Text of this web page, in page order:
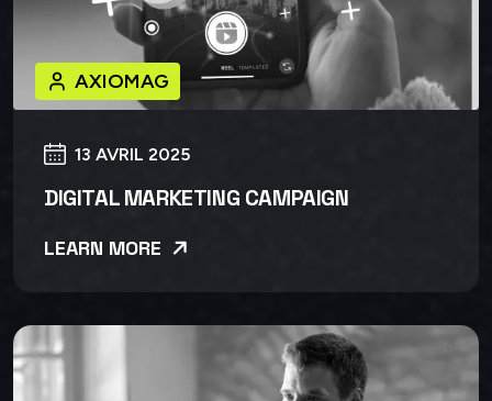
13 AVRIL 2025
AXIOMAG
DIGITAL MARKETING CAMPAIGN
LEARN MORE